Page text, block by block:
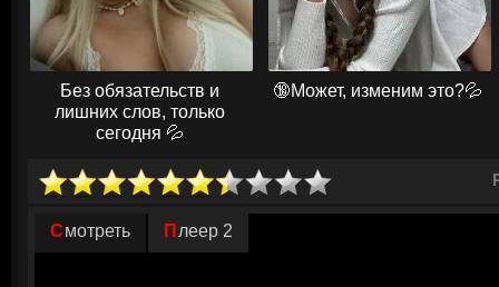
Без обязательств и
лишних слов, только
сегодня 💦
🔞Может, изменим это?💦
Смотреть Плеер 2